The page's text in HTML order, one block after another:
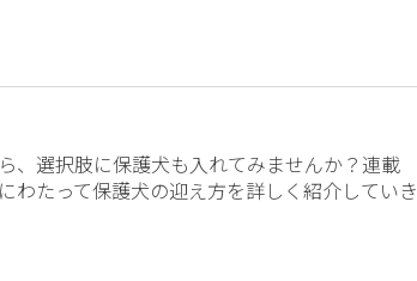
、選択肢に保護犬も入れてみませんか？連載
わたって保護犬の迎え方を詳しく紹介していき